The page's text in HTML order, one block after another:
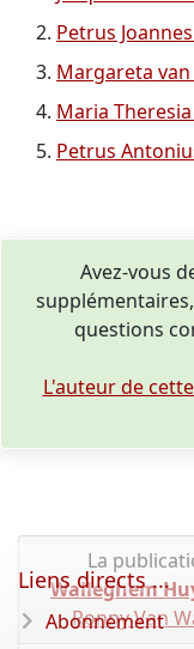
Petrus
Margareta van
Maria
Petrus
Avez-vous
questions
L'auteur de
La
Walleghem
Ronny Van
Liens directs ...
Abonnement